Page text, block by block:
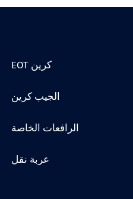
EOT كرين
الجيب كرين
الرافعات الخاصة
عربة نقل